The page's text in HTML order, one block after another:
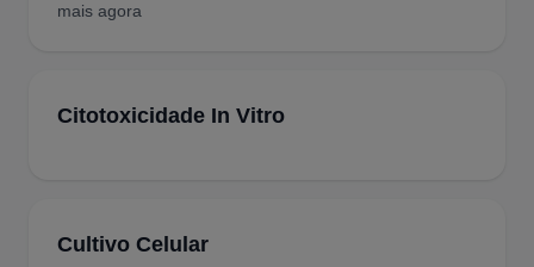
mais agora
Citotoxicidade In Vitro
Cultivo Celular